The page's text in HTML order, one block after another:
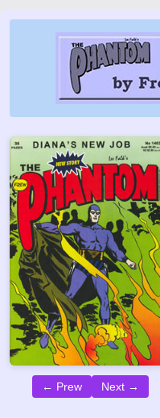
← Prew Next →